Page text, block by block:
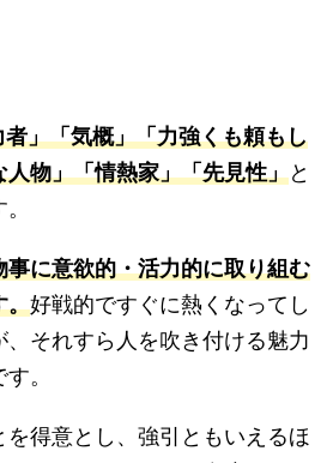
者」「気概」「力強くも頼もし
物」「情熱家」「先見性」と
に意欲的・活力的に取り組む
。好戦的ですぐに熱くなってし
、それすら人を吹き付ける魅力
。
得意とし、強引ともいえるほ